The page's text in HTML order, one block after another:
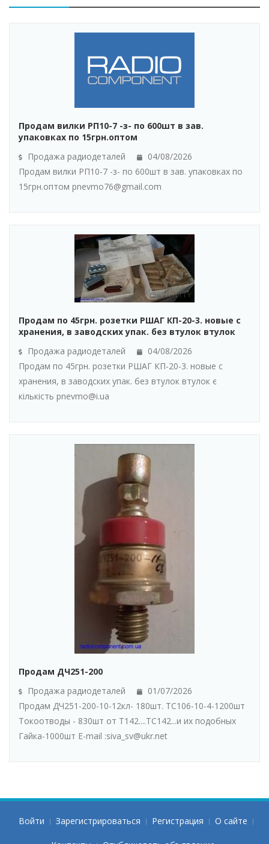
Продам вилки РП10-7 -з- по 600шт в зав.
упаковках по 15грн.оптом
Продажа радиодеталей
04/08/2026
Продам вилки РП10-7 -з- по 600шт в зав. упаковках по
15грн.оптом pnevmo76@gmail.com
Продам по 45грн. розетки РШАГ КП-20-3. новые с
хранения, в заводских упак. без втулок втулок
Продажа радиодеталей
04/08/2026
Продам по 45грн. розетки РШАГ КП-20-3. новые с
хранения, в заводских упак. без втулок втулок є
кількість pnevmo@i.ua
Продам ДЧ251-200
Продажа радиодеталей
01/07/2026
Продам ДЧ251-200-10-12кл- 180шт. ТС106-10-4-1200шт
Токоотводы - 830шт от Т142....ТС142...и их подобных
Гайка-1000шт E-mail :siva_sv@ukr.net
Войти Зарегистрироваться Регистрация О сайте